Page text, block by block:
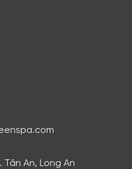
Tân An, Long An